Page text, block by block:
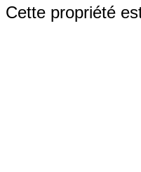
Cette propriété